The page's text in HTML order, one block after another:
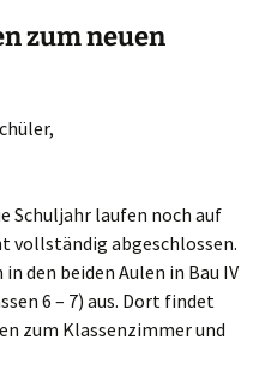
zum neuen
Schuljahr laufen noch auf
vollständig abgeschlossen.
den beiden Aulen in Bau IV
6 – 7) aus. Dort findet
zum Klassenzimmer und